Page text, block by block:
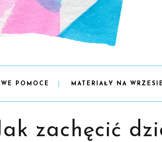
POMOCE MATERIAŁY NA
zachęcić